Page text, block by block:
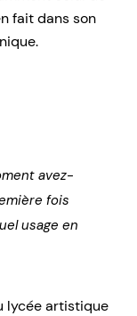
fait dans son
avez-
fois
usage en
lycée artistique